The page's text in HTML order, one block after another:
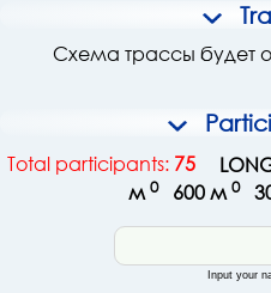
Схема трассы будет
Total participants: 75
м 0 600 м 0
Input your